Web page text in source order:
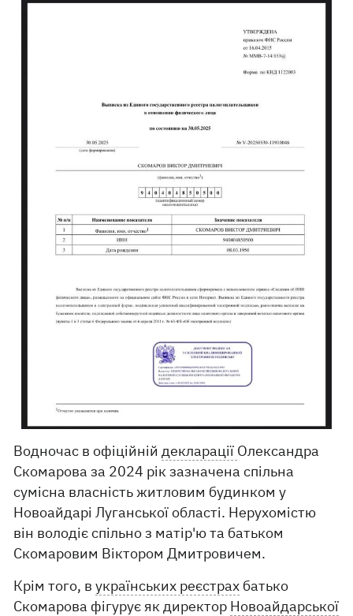
Водночас в офіційнійдекларації Олександра
Скомарова за 2024 рік зазначена спільна
сумісна власність житловим будинком у
Новоайдарі Луганської області. Нерухомістю
він володіє спільно з матір'ю та батьком
Скомаровим Віктором Дмитровичем.
Крім того, вукраїнських реєстрах батько
Скомарова фігурує як директор Новоайдарської